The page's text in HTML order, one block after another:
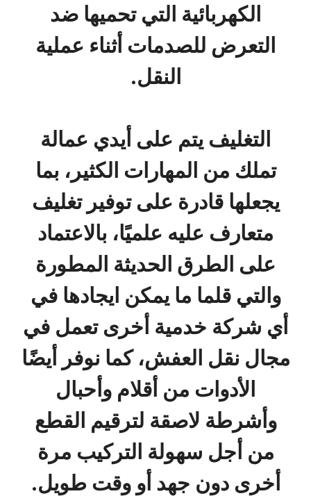
الكهربائية التي تحميها ضد
التعرض للصدمات أثناء عملية
النقل.
التغليف يتم على أيدي عمالة
تملك من المهارات الكثير، بما
يجعلها قادرة على توفير تغليف
متعارف عليه علميًا، بالاعتماد
على الطرق الحديثة المطورة
والتي قلما ما يمكن ايجادها في
أي شركة خدمية أخرى تعمل في
مجال نقل العفش، كما نوفر أيضًا
الأدوات من أقلام وأحبال
وأشرطة لاصقة لترقيم القطع
من أجل سهولة التركيب مرة
أخرى دون جهد أو وقت طويل.